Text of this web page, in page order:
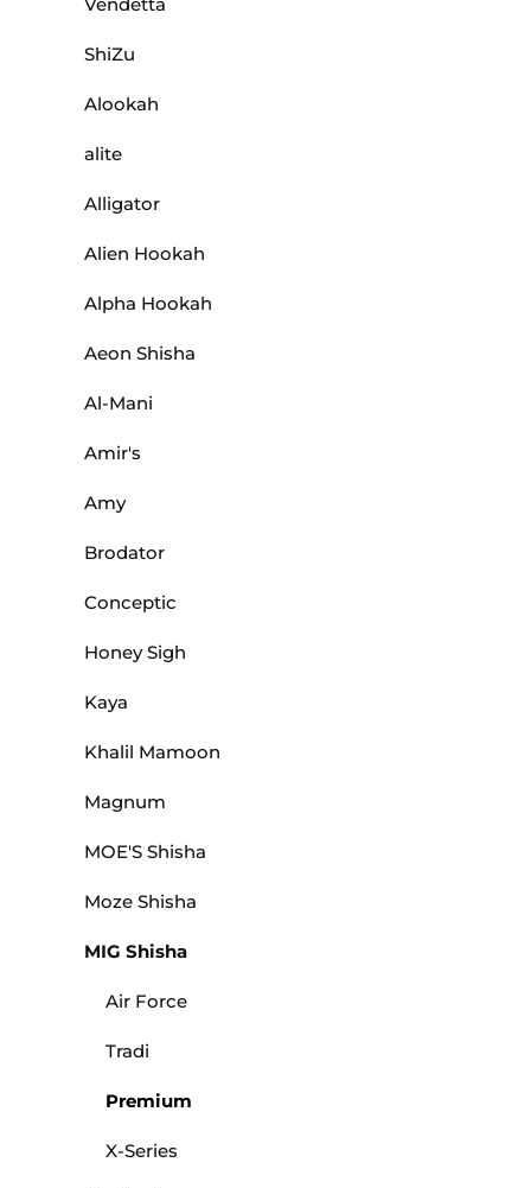
Vendetta
ShiZu
Alookah
alite
Alligator
Alien Hookah
Alpha Hookah
Aeon Shisha
Al-Mani
Amir's
Amy
Brodator
Conceptic
Honey Sigh
Kaya
Khalil Mamoon
Magnum
MOE'S Shisha
Moze Shisha
MIG Shisha
Air Force
Tradi
Premium
X-Series